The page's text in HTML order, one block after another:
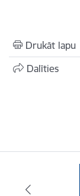
Drukāt lapu
Dalīties